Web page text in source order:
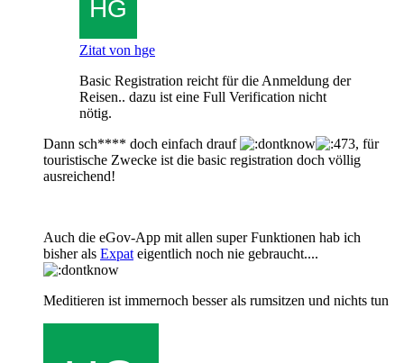
Zitat von hge
Basic Registration reicht für die Anmeldung der
Reisen.. dazu ist eine Full Verification nicht
nötig.
Dann sch**** doch einfach drauf
, für
touristische Zwecke ist die basic registration doch völlig
ausreichend!
Auch die eGov-App mit allen super Funktionen hab ich
bisher als Expat eigentlich noch nie gebraucht....
Meditieren ist immernoch besser als rumsitzen und nichts tun